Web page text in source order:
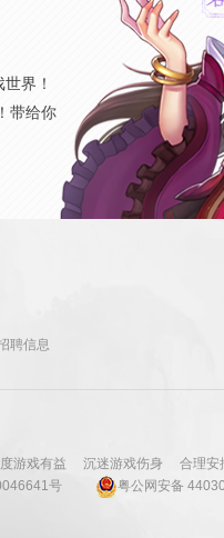
界！
带给你
聘信息
游戏有益 沉迷游戏伤身
合理安
号
粤公网安备